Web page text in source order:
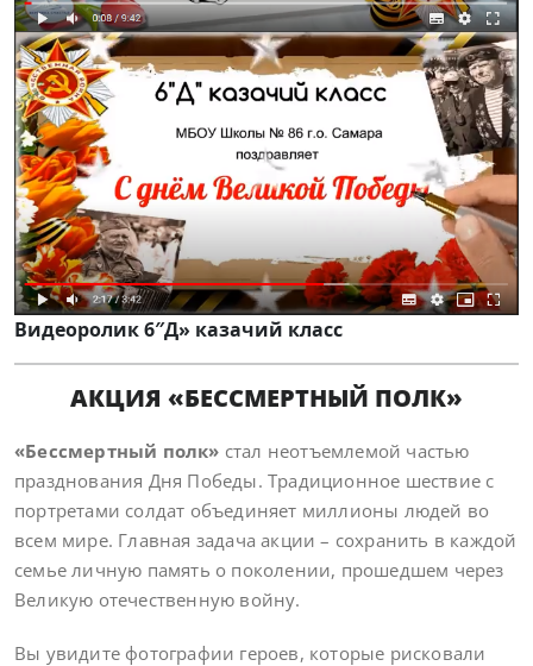
Видеоролик6″Д» казачий класс
АКЦИЯ «БЕССМЕРТНЫЙ ПОЛК»
«Бессмертный полк» стал неотъемлемой частью
празднования Дня Победы. Традиционное шествие с
портретами солдат объединяет миллионы людей во
всем мире. Главная задача акции – сохранить в каждой
семье личную память о поколении, прошедшем через
Великую отечественную войну.
Вы увидите фотографии героев, которые рисковали